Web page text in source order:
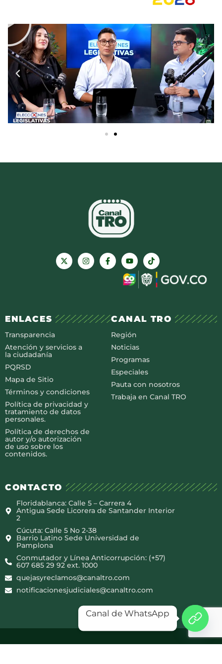
ENLACES
Transparencia
Atención y servicios a
la ciudadanía
PQRSD
Mapa de Sitio
Términos y condiciones
Política de privacidad y
tratamiento de datos
personales.
Política de derechos de
autor y/o autorización
de uso sobre los
contenidos.
CANAL TRO
Región
Noticias
Programas
Especiales
Pauta con nosotros
Trabaja en Canal TRO
CONTACTO
Floridablanca: Calle 5 – Carrera 4
Antigua Sede Licorera de Santander Interior
2
Cúcuta: Calle 5 No 2-38
Barrio Latino Sede Universidad de
Pamplona
Conmutador y Línea Anticorrupción: (+57)
607 685 29 92 ext. 1000
quejasyreclamos@canaltro.com
notificacionesjudiciales@canaltro.com
Canal de WhatsApp